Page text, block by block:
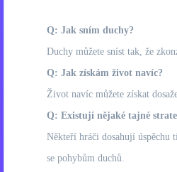
Q: Jak sním duchy?
Duchy můžete sníst tak, že
Q: Jak získám život navíc?
Život navíc můžete získat
Q: Existují nějaké tajné
Někteří hráči dosahují úspěchu
se pohybům duchů.